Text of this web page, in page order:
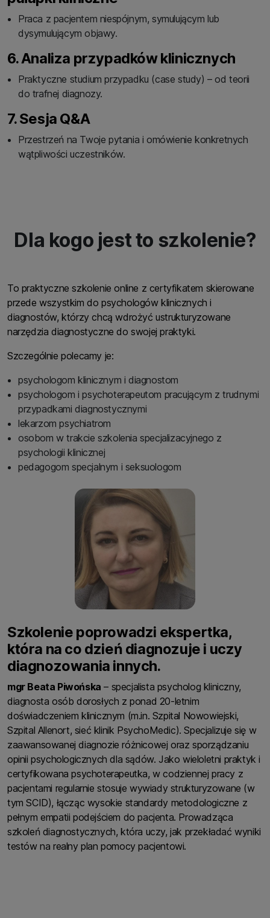
Praca z pacjentem niespójnym, symulującym lub
dysymulującym objawy.
6. Analiza przypadków klinicznych
Praktyczne studium przypadku (case study) – od teorii
do trafnej diagnozy.
7. Sesja Q&A
Przestrzeń na Twoje pytania i omówienie konkretnych
wątpliwości uczestników.
Dla kogo jest to szkolenie?
To praktyczne szkolenie online z certyfikatem skierowane
przede wszystkim do psychologów klinicznych i
diagnostów, którzy chcą wdrożyć ustrukturyzowane
narzędzia diagnostyczne do swojej praktyki.
Szczególnie polecamy je:
psychologom klinicznym i diagnostom
psychologom i psychoterapeutom pracującym z trudnymi
przypadkami diagnostycznymi
lekarzom psychiatrom
osobom w trakcie szkolenia specjalizacyjnego z
psychologii klinicznej
pedagogom specjalnym i seksuologom
Szkolenie poprowadzi ekspertka,
która na co dzień diagnozuje i uczy
diagnozowania innych.
mgr Beata Piwońska – specjalista psycholog kliniczny,
diagnosta osób dorosłych z ponad 20-letnim
doświadczeniem klinicznym (m.in. Szpital Nowowiejski,
Szpital Allenort, sieć klinik PsychoMedic). Specjalizuje się w
zaawansowanej diagnozie różnicowej oraz sporządzaniu
opinii psychologicznych dla sądów. Jako wieloletni praktyk i
certyfikowana psychoterapeutka, w codziennej pracy z
pacjentami regularnie stosuje wywiady strukturyzowane (w
tym SCID), łącząc wysokie standardy metodologiczne z
pełnym empatii podejściem do pacjenta. Prowadząca
szkoleń diagnostycznych, która uczy, jak przekładać wyniki
testów na realny plan pomocy pacjentowi.